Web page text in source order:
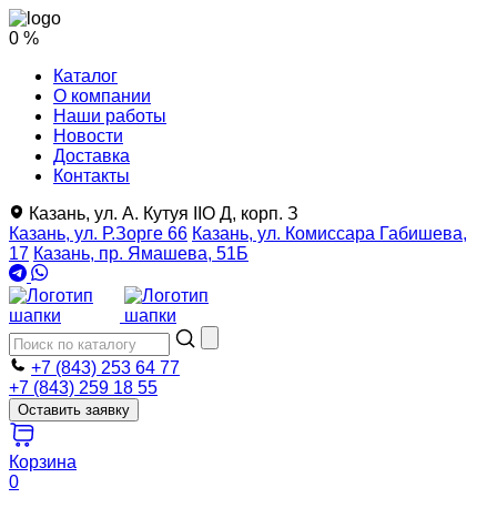
0 %
Каталог
О компании
Наши работы
Новости
Доставка
Контакты
Казань, ул. А. Кутуя IIO Д, корп. З
Казань, ул. Р.Зорге 66 Казань, ул. Комиссара Габишева,
17 Казань, пр. Ямашева, 51Б
+7 (843) 253 64 77
+7 (843) 259 18 55
Оставить заявку
Корзина
0